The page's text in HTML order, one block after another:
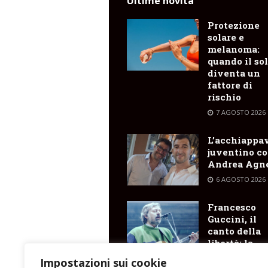
Impostazioni sui cookie
Protezione
solare e
melanoma:
quando il
diventa un
fattore di
rischio
7 AGOSTO 2026
juventino
Andrea
6 AGOSTO 2026
Francesco
Guccini, il
canto della
libertà: la